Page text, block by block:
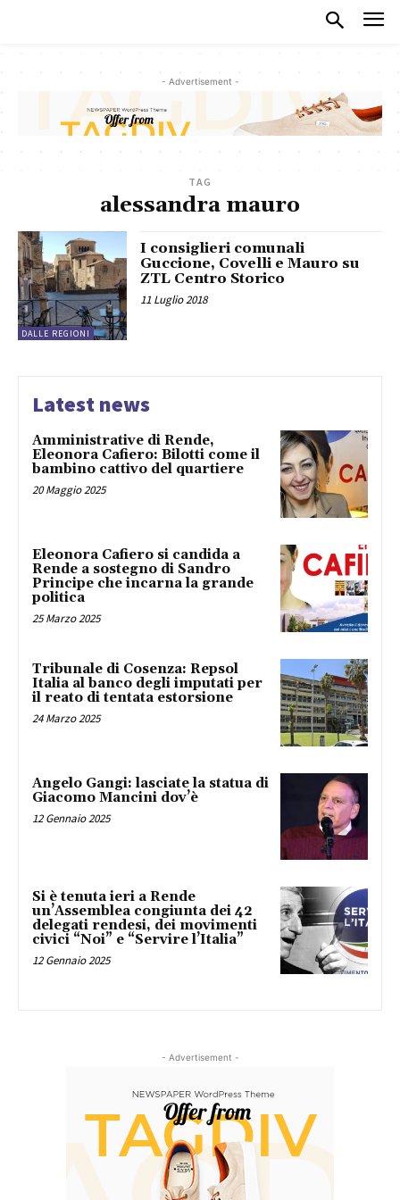
- Advertisement -
TAG
alessandra mauro
DALLE REGIONI
I consiglieri comunali
Guccione, Covelli e Mauro su
ZTL Centro Storico
11 Luglio 2018
Latest news
Amministrative di Rende,
Eleonora Cafiero: Bilotti come il
bambino cattivo del quartiere
20 Maggio 2025
Eleonora Cafiero si candida a
Rende a sostegno di Sandro
Principe che incarna la grande
politica
25 Marzo 2025
Tribunale di Cosenza: Repsol
Italia al banco degli imputati per
il reato di tentata estorsione
24 Marzo 2025
Angelo Gangi: lasciate la statua di
Giacomo Mancini dov’è
12 Gennaio 2025
Si è tenuta ieri a Rende
un’Assemblea congiunta dei 42
delegati rendesi, dei movimenti
civici “Noi” e “Servire l’Italia”
12 Gennaio 2025
- Advertisement -